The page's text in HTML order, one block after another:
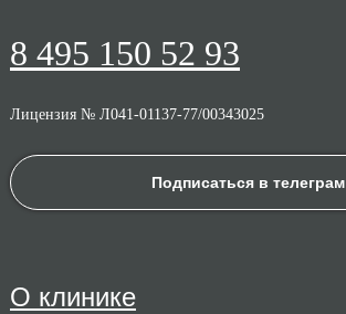
О клинике
Лицензия № Л041-01137-77/00343025
8 495 150 52 93
Подписаться в телеграм